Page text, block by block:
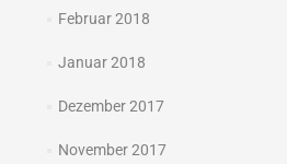
Februar 2018
Januar 2018
Dezember 2017
November 2017